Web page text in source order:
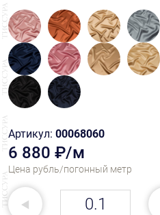
Артикул: 00068060
6 880 ₽/м
Цена рубль/погонный метр